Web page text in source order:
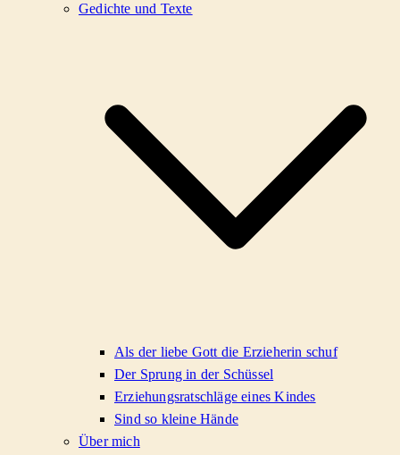
Gedichte und Texte
Als der liebe Gott die Erzieherin schuf
Der Sprung in der Schüssel
Erziehungsratschläge eines Kindes
Sind so kleine Hände
Über mich